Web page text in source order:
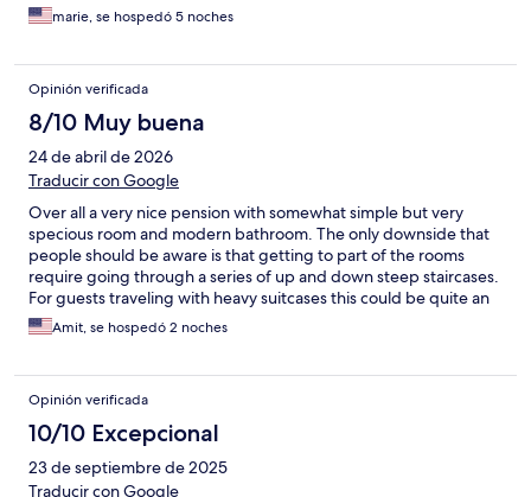
marie, se hospedó 5 noches
Opinión verificada
8/10 Muy buena
24 de abril de 2026
Traducir con Google
Over all a very nice pension with somewhat simple but very
specious room and modern bathroom. The only downside that
people should be aware is that getting to part of the rooms
require going through a series of up and down steep staircases.
For guests traveling with heavy suitcases this could be quite an
issue. Since we travel very light it was not an issue for us and as
said the place is really nice, breakfast was decent with good
Amit, se hospedó 2 noches
Opinión verificada
10/10 Excepcional
23 de septiembre de 2025
Traducir con Google